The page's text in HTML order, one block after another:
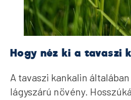
Hogy néz ki a tavaszi
A tavaszi kankalin
lágyszárú növény.